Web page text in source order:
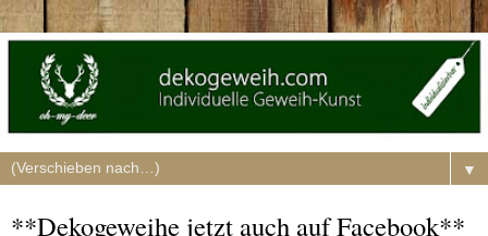
▼
**Dekogeweihe jetzt auch auf Facebook**